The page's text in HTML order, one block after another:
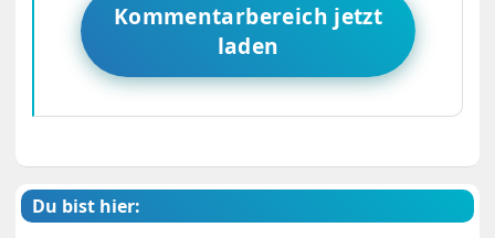
Kommentarbereich jetzt
laden
Du bist hier: